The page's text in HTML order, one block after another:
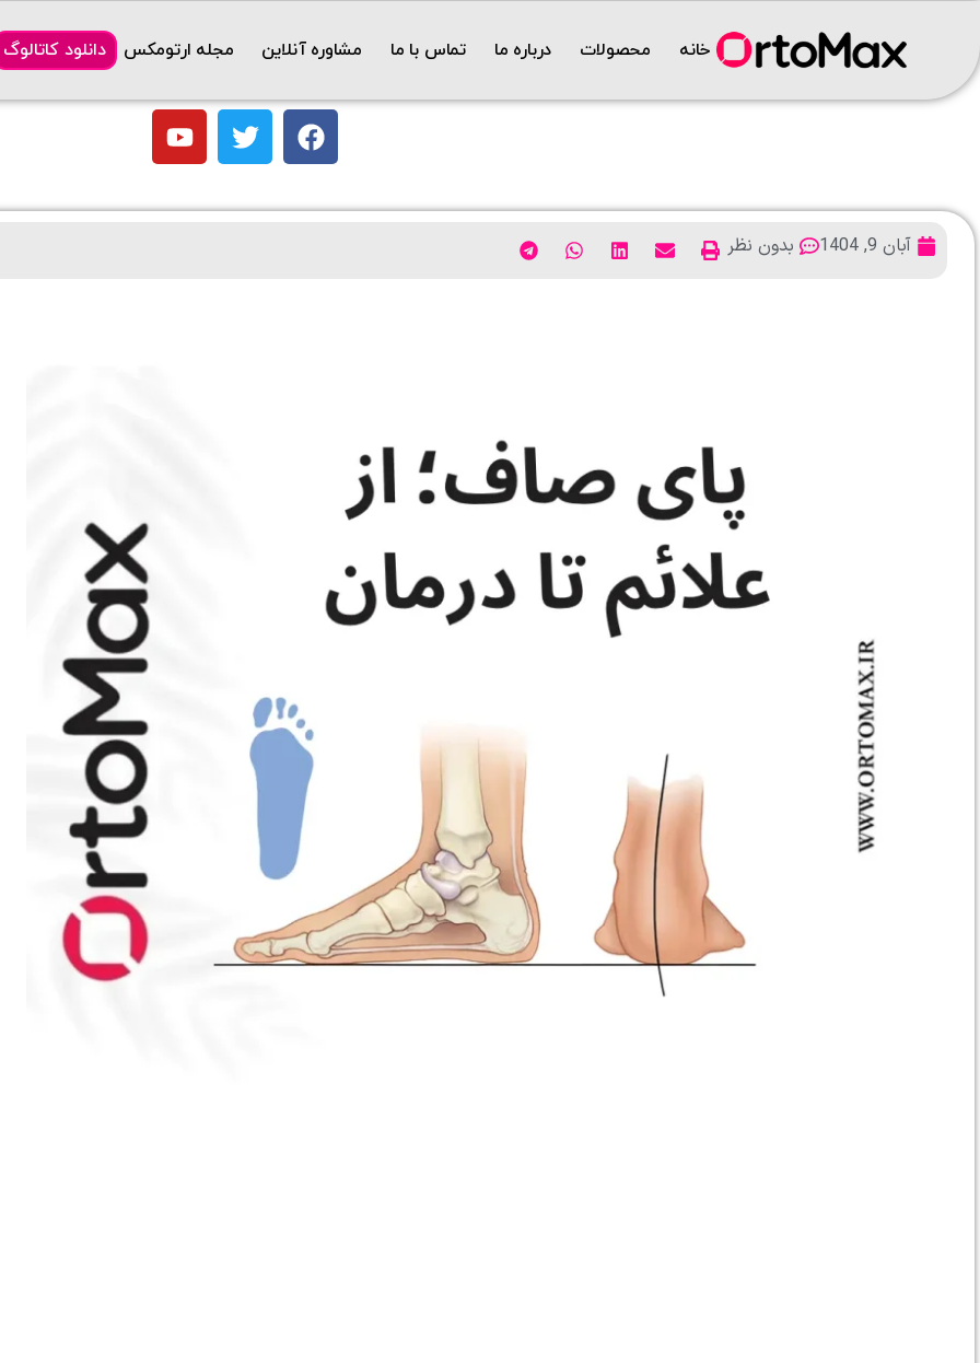
خانه محصولات درباره ما تماس با ما مشاوره آنلاین مجله ارتومکس دانلود کاتالوگ
آبان 9, 1404 بدون نظر